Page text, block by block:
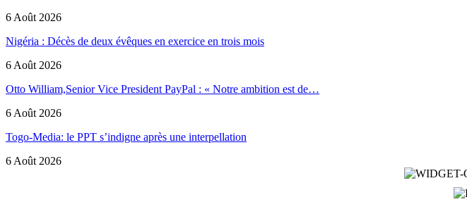
6 Août 2026
Nigéria : Décès de deux évêques en exercice en trois mois
6 Août 2026
Otto William,Senior Vice President PayPal : « Notre ambition est de…
6 Août 2026
Togo-Media: le PPT s’indigne après une interpellation
6 Août 2026